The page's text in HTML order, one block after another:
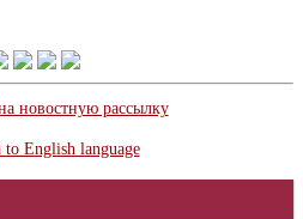
новостную рассылку
English language